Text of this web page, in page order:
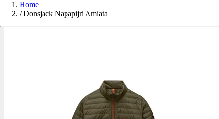
Home
/ Donsjack Napapijri Amiata